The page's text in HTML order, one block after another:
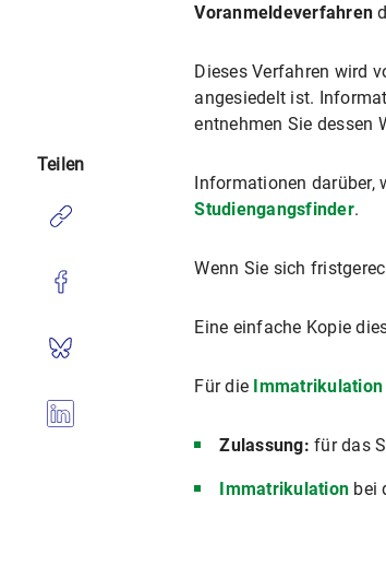
Voranmeldeverfahren
Dieses Verfahren wird
angesiedelt ist.
entnehmen Sie dessen
Informationen darüber,
Studiengangsfinder.
Wenn Sie sich
Eine einfache Kopie
Für die Immatrikulation
Zulassung:für das
Immatrikulation bei
Teilen